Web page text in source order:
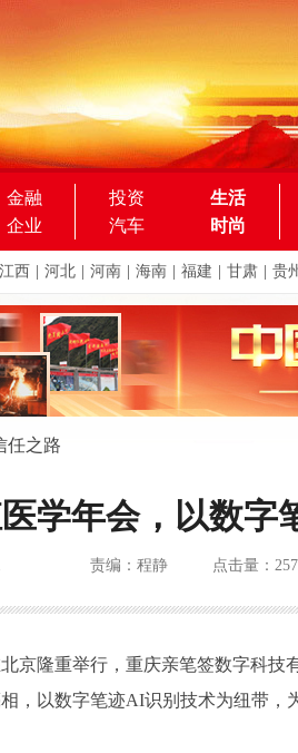
金融 投资 生活
企业 汽车 时尚
江西 河北 河南 海南 福建 甘肃 贵
任之路
学年会，以数字
责编：程静 点击量：
京隆重举行，重庆亲笔签数字科技
，以数字笔迹AI识别技术为纽带，